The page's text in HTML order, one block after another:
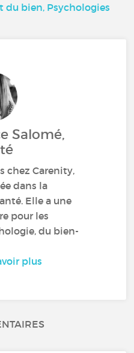
du bien, Psychologies
Salomé,
chez Carenity,
dans la
Elle a une
pour les
du bien-
plus